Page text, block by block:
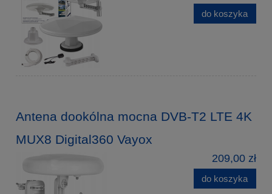
do koszyka
Antena dookólna mocna DVB-T2 LTE 4K
MUX8 Digital360 Vayox
209,00 zł
do koszyka